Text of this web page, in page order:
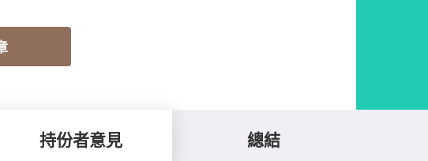
持份者意見 總結